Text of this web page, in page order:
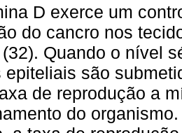
D exerce um
do cancro nos
Quando o nível
epiteliais são
de reprodução a
do